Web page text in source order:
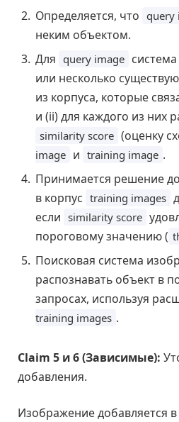
Определяется, что query
неким объектом.
Для query image
или несколько
из корпуса, которые
и (ii) для каждого из них
similarity score (оценку
image и training image .
Принимается решение
в корпус training images
если similarity score
пороговому значению (
Поисковая система
распознавать объект в
запросах, используя
training images .
Claim 5 и 6 (Зависимые):
добавления.
Изображение добавляется в